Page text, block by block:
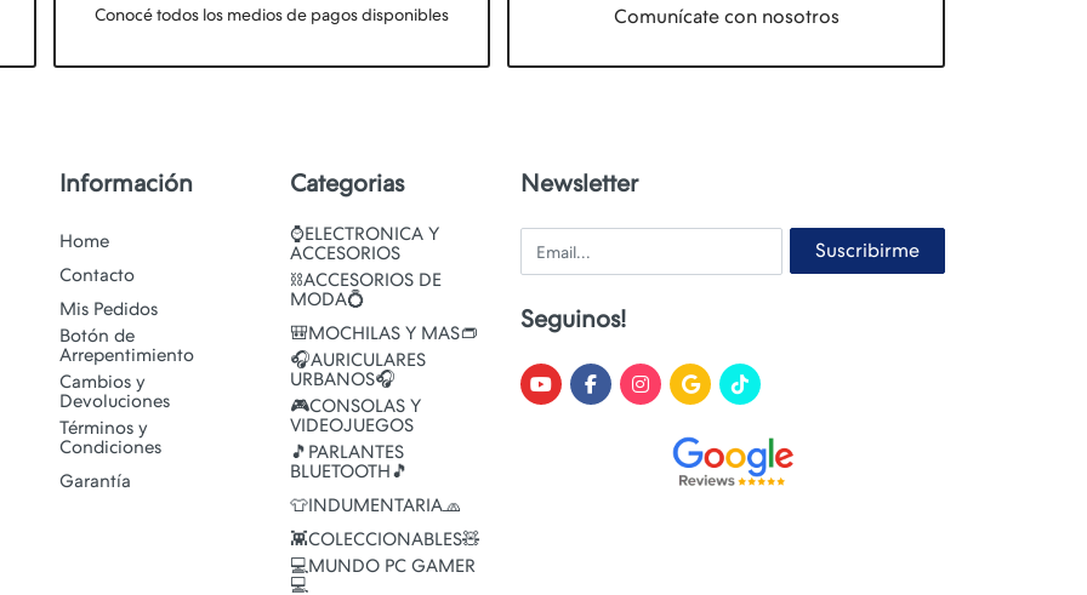
Conocé todos los medios de pagos disponibles
Comunícate con nosotros
Información
Home
Contacto
Mis Pedidos
Botón de
Arrepentimiento
Cambios y
Devoluciones
Términos y
Condiciones
Garantía
Categorias
⌚ELECTRONICA Y
ACCESORIOS
⛓️ACCESORIOS DE
MODA💍
🎒MOCHILAS Y MAS👝
🎧AURICULARES
URBANOS🎧
🎮CONSOLAS Y
VIDEOJUEGOS
🎵PARLANTES
BLUETOOTH🎵
👕INDUMENTARIA🧢
👾COLECCIONABLES🧸
💻MUNDO PC GAMER
💻
Newsletter
Email Suscribirme
Seguinos!